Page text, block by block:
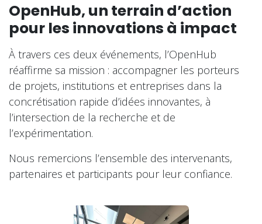
OpenHub, un terrain d’action
pour les innovations à impact
À travers ces deux événements, l’OpenHub
réaffirme sa mission : accompagner les porteurs
de projets, institutions et entreprises dans la
concrétisation rapide d’idées innovantes, à
l’intersection de la recherche et de
l’expérimentation.
Nous remercions l’ensemble des intervenants,
partenaires et participants pour leur confiance.